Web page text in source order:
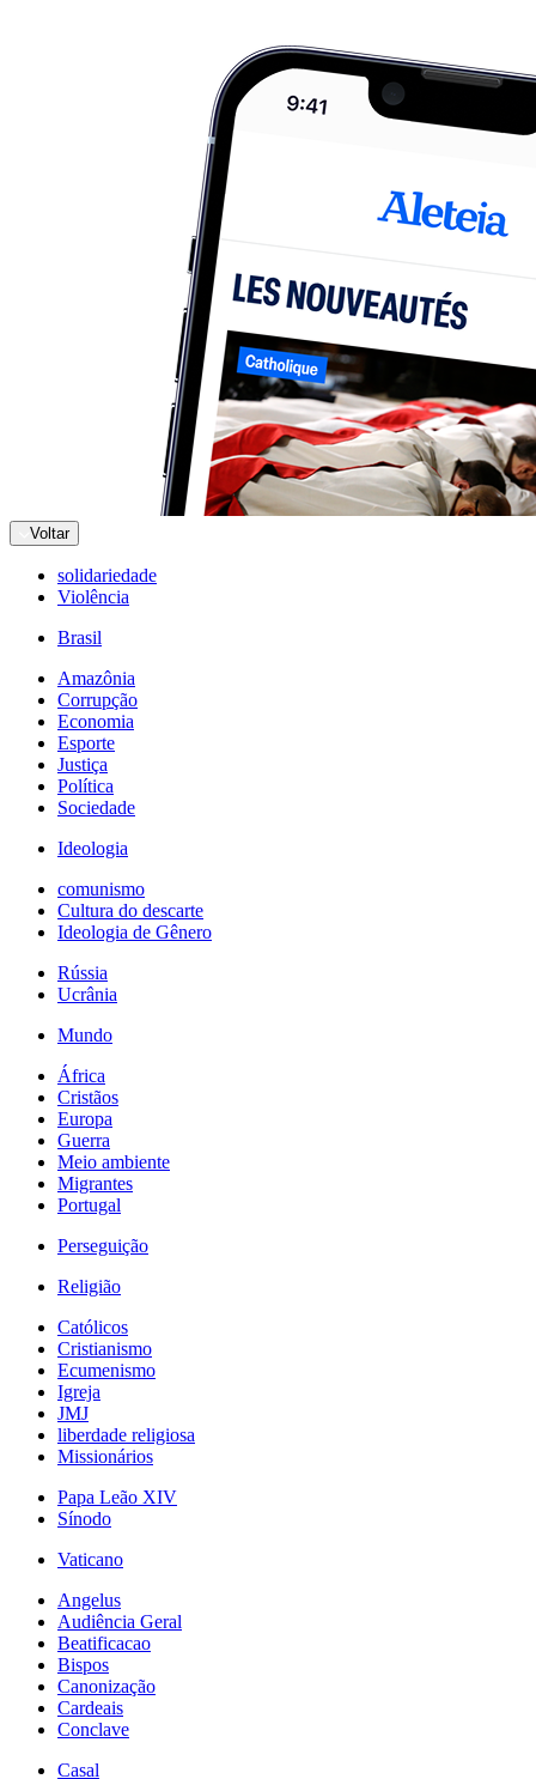
Voltar
solidariedade
Violência
Brasil
Amazônia
Corrupção
Economia
Esporte
Justiça
Política
Sociedade
Ideologia
comunismo
Cultura do descarte
Ideologia de Gênero
Rússia
Ucrânia
Mundo
África
Cristãos
Europa
Guerra
Meio ambiente
Migrantes
Portugal
Perseguição
Religião
Católicos
Cristianismo
Ecumenismo
Igreja
JMJ
liberdade religiosa
Missionários
Papa Leão XIV
Sínodo
Vaticano
Angelus
Audiência Geral
Beatificacao
Bispos
Canonização
Cardeais
Conclave
Casal